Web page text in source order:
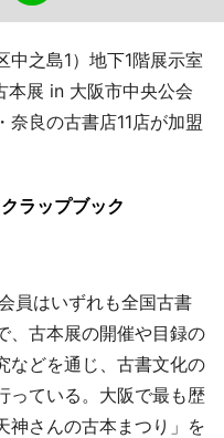
之島1）地下1階展示室
展 in 大阪市中央公会
良の古書店11店が加盟
ラップブック
員はいずれも全国古書
、古本展の開催や目録の
などを通じ、古書文化の
っている。大阪で最も歴
神さんの古本まつり」を